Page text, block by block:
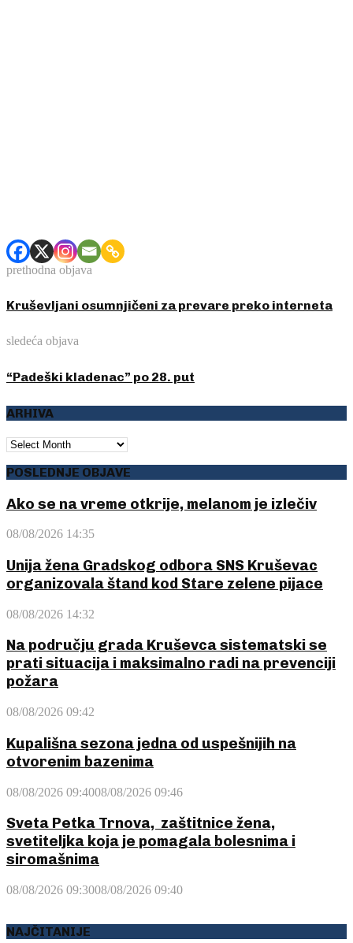
prethodna objava
Kruševljani osumnjičeni za prevare preko interneta
sledeća objava
“Padeški kladenac” po 28. put
ARHIVA
ARHIVA
POSLEDNJE OBJAVE
Ako se na vreme otkrije, melanom je izlečiv
08/08/2026 14:35
Unija žena Gradskog odbora SNS Kruševac
organizovala štand kod Stare zelene pijace
08/08/2026 14:32
Na području grada Kruševca sistematski se
prati situacija i maksimalno radi na prevenciji
požara
08/08/2026 09:42
Kupališna sezona jedna od uspešnijih na
otvorenim bazenima
08/08/2026 09:4008/08/2026 09:46
Sveta Petka Trnova, zaštitnice žena,
svetiteljka koja je pomagala bolesnima i
siromašnima
08/08/2026 09:3008/08/2026 09:40
NAJČITANIJE